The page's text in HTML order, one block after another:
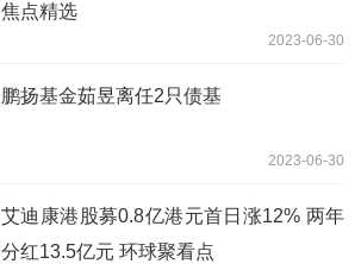
焦点精选
2023-06-30
鹏扬基金茹昱离任2只债基
2023-06-30
艾迪康港股募0.8亿港元首日涨12% 两年
分红13.5亿元 环球聚看点